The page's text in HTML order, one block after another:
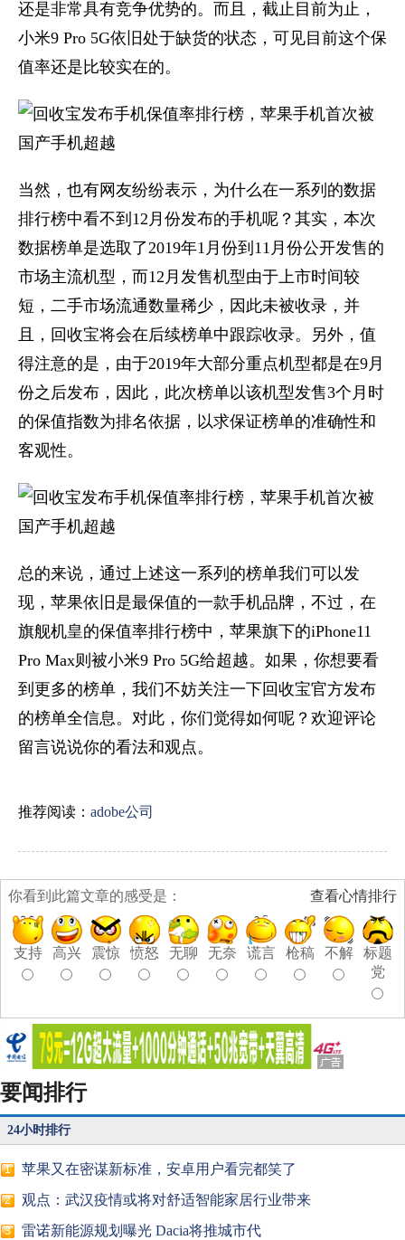
还是非常具有竞争优势的。而且，截止目前为止，
小米9 Pro 5G依旧处于缺货的状态，可见目前这个保
值率还是比较实在的。
当然，也有网友纷纷表示，为什么在一系列的数据
排行榜中看不到12月份发布的手机呢？其实，本次
数据榜单是选取了2019年1月份到11月份公开发售的
市场主流机型，而12月发售机型由于上市时间较
短，二手市场流通数量稀少，因此未被收录，并
且，回收宝将会在后续榜单中跟踪收录。另外，值
得注意的是，由于2019年大部分重点机型都是在9月
份之后发布，因此，此次榜单以该机型发售3个月时
的保值指数为排名依据，以求保证榜单的准确性和
客观性。
总的来说，通过上述这一系列的榜单我们可以发
现，苹果依旧是最保值的一款手机品牌，不过，在
旗舰机皇的保值率排行榜中，苹果旗下的iPhone11
Pro Max则被小米9 Pro 5G给超越。如果，你想要看
到更多的榜单，我们不妨关注一下回收宝官方发布
的榜单全信息。对此，你们觉得如何呢？欢迎评论
留言说说你的看法和观点。
推荐阅读： adobe公司
查看心情排行
你看到此篇文章的感受是：
支持 高兴 震惊 愤怒 无聊 无奈 谎言 枪稿 不解
标题
党
要闻排行
24小时排行
1 苹果又在密谋新标准，安卓用户看完都笑了
2 观点：武汉疫情或将对舒适智能家居行业带来
3 雷诺新能源规划曝光 Dacia将推城市代